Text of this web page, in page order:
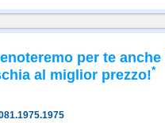
per te anche
al miglior prezzo!*